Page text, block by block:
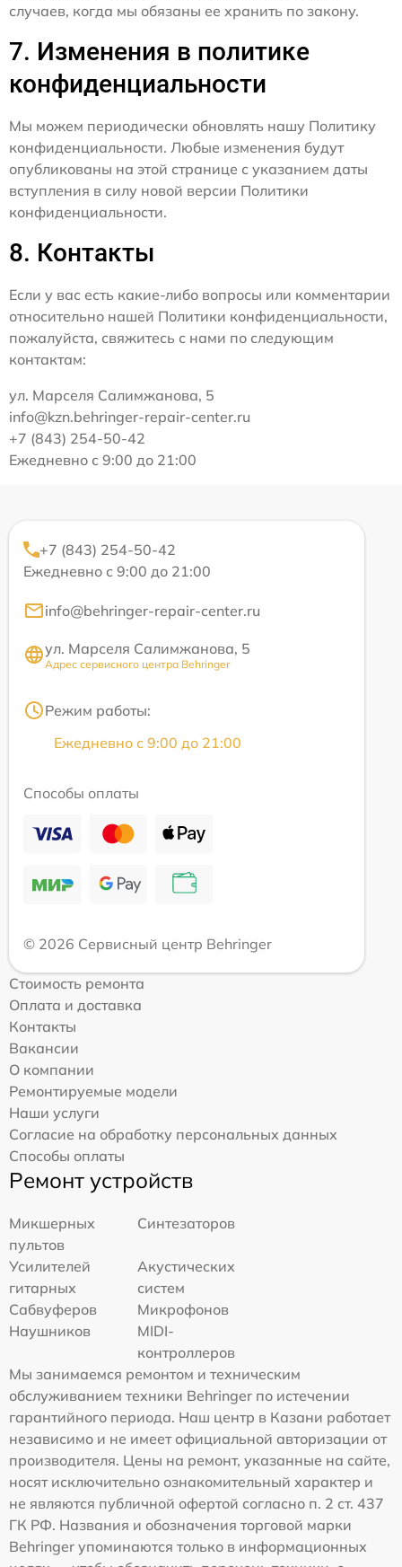
случаев, когда мы обязаны ее хранить по закону.
7. Изменения в политике
конфиденциальности
Мы можем периодически обновлять нашу Политику
конфиденциальности. Любые изменения будут
опубликованы на этой странице с указанием даты
вступления в силу новой версии Политики
конфиденциальности.
8. Контакты
Если у вас есть какие-либо вопросы или комментарии
относительно нашей Политики конфиденциальности,
пожалуйста, свяжитесь с нами по следующим
контактам:
ул. Марселя Салимжанова, 5
info@kzn.behringer-repair-center.ru
+7 (843) 254-50-42
Ежедневно с 9:00 до 21:00
+7 (843) 254-50-42
Ежедневно с 9:00 до 21:00
info@behringer-repair-center.ru
ул. Марселя Салимжанова, 5
Адрес сервисного центра Behringer
Режим работы:
Ежедневно с 9:00 до 21:00
Способы оплаты
© 2026 Сервисный центр Behringer
Стоимость ремонта
Оплата и доставка
Контакты
Вакансии
О компании
Ремонтируемые модели
Наши услуги
Согласие на обработку персональных данных
Способы оплаты
Ремонт устройств
Микшерных
пультов
Синтезаторов
Усилителей
гитарных
Акустических
систем
Сабвуферов
Микрофонов
Наушников
MIDI-
контроллеров
Мы занимаемся ремонтом и техническим
обслуживанием техники Behringer по истечении
гарантийного периода. Наш центр в Казани работает
независимо и не имеет официальной авторизации от
производителя. Цены на ремонт, указанные на сайте,
носят исключительно ознакомительный характер и
не являются публичной офертой согласно п. 2 ст. 437
ГК РФ. Названия и обозначения торговой марки
Behringer упоминаются только в информационных